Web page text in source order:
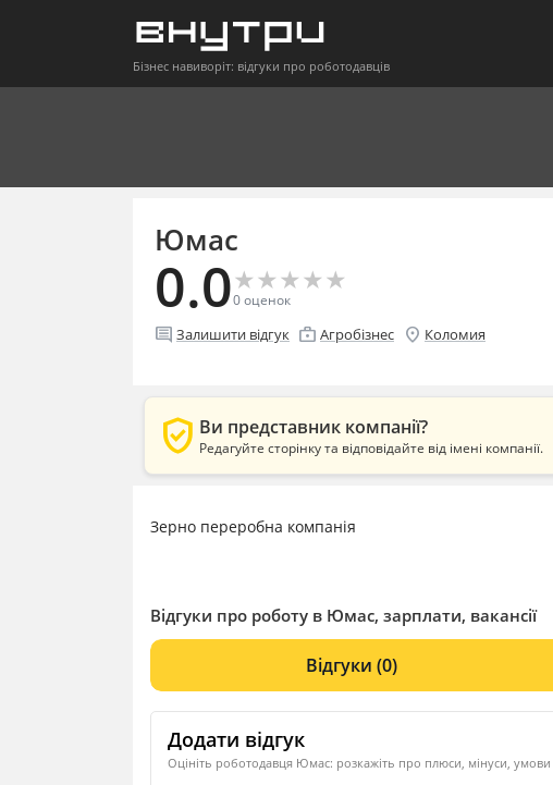
Бізнес навиворіт: відгуки про роботодавців
Юмас
0.0★
★★
★★
★★
★★
★
0оценок
comment Залишити відгук enterprise Агробізнес location_on Коломия
verified_user Ви представник компанії?
Редагуйте сторінку та відповідайте від імені компанії.
Зерно переробна компанія
Відгуки про роботу в Юмас, зарплати, вакансії
Відгуки(0)
Додати відгук
Оцініть роботодавця Юмас: розкажіть про плюси, мінуси,